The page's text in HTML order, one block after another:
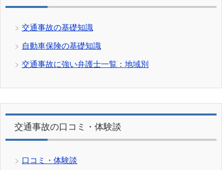
交通事故の基礎知識
自動車保険の基礎知識
交通事故に強い弁護士一覧：地域別
交通事故の口コミ・体験談
口コミ・体験談